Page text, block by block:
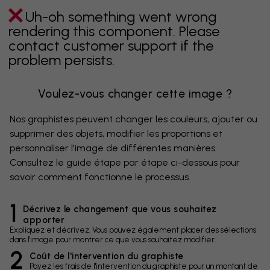
Uh-oh something went wrong
rendering this component. Please
contact customer support if the
problem persists.
Voulez-vous changer cette image ?
Nos graphistes peuvent changer les couleurs, ajouter ou
supprimer des objets, modifier les proportions et
personnaliser l'image de différentes manières.
Consultez le guide étape par étape ci-dessous pour
savoir comment fonctionne le processus.
1
Décrivez le changement que vous souhaitez
apporter
Expliquez et décrivez. Vous pouvez également placer des sélections
dans l'image pour montrer ce que vous souhaitez modifier.
2 Coût de l'intervention du graphiste
Payez les frais de l'intervention du graphiste pour un montant de